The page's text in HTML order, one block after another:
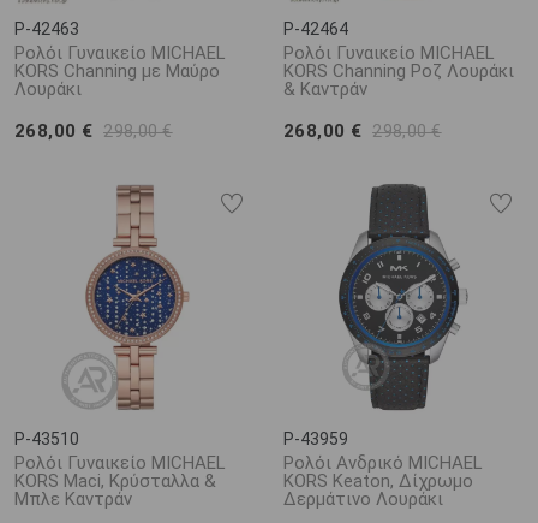
P-42463
Ρολόι Γυναικείο MICHAEL
KORS Channing με Μαύρο
Λουράκι
268,00 € 298,00 €
P-42464
Ρολόι Γυναικείο MICHAEL
KORS Channing Ροζ Λουράκι
& Καντράν
268,00 € 298,00 €
P-43510
Ρολόι Γυναικείο MICHAEL
KORS Maci, Κρύσταλλα &
Μπλε Καντράν
P-43959
Ρολόι Ανδρικό MICHAEL
KORS Keaton, Δίχρωμο
Δερμάτινο Λουράκι